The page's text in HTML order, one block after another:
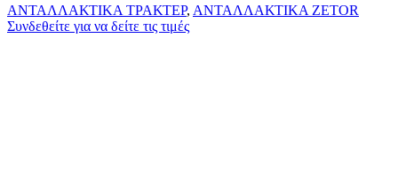
ΑΝΤΑΛΛΑΚΤΙΚΑ ΤΡΑΚΤΕΡ, ΑΝΤΑΛΛΑΚΤΙΚΑ ZETOR
Συνδεθείτε για να δείτε τις τιμές